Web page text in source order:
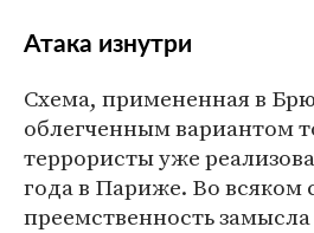
Атака изнутри
Схема, примененная в
облегченным вариантом
террористы уже
года в Париже. Во всяком
преемственность